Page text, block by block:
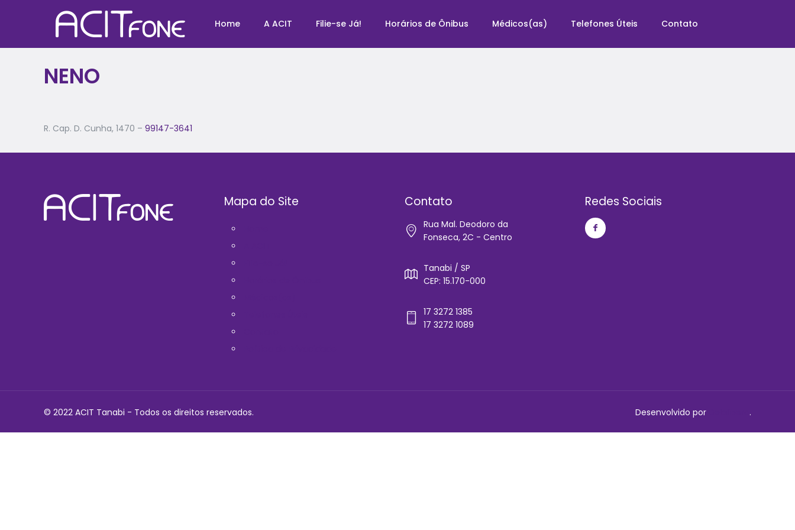
Home A ACIT Filie-se Já! Horários de Ônibus Médicos(as) Telefones Úteis Contato
NENO
R. Cap. D. Cunha, 1470 –99147-3641
Mapa do Site Contato
Rua Mal. Deodoro da
Fonseca, 2C - Centro
Tanabi / SP
CEP: 15.170-000
17 3272 1385
17 3272 1089
Redes Sociais
© 2022 ACIT Tanabi - Todos os direitos reservados. Desenvolvido por .